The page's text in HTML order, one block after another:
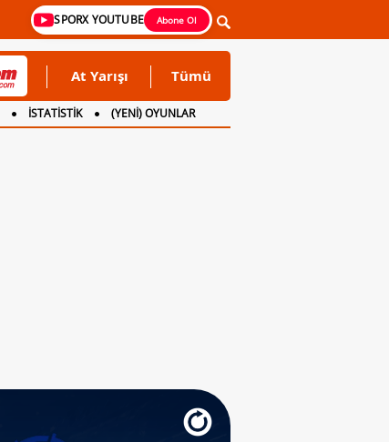
SPORX YOUTUBE Abone Ol
At Yarışı Tümü
İSTATİSTİK
(YENİ) OYUNLAR